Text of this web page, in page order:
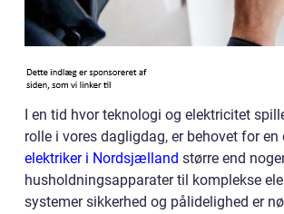
I en tid hvor teknologi og elektricitet
rolle i vores dagligdag, er behovet for en
elektriker i Nordsjælland større end
husholdningsapparater til komplekse
systemer sikkerhed og pålidelighed er